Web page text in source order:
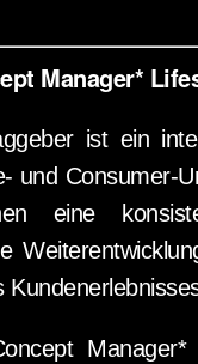
Manager*
ist ein
und Consumer-
eine